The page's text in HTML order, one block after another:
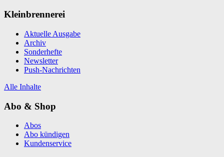
Kleinbrennerei
Aktuelle Ausgabe
Archiv
Sonderhefte
Newsletter
Push-Nachrichten
Alle Inhalte
Abo & Shop
Abos
Abo kündigen
Kundenservice